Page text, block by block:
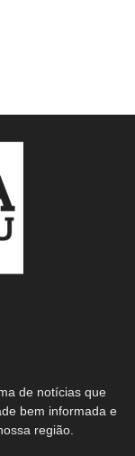
de notícias que
bem informada e
região.